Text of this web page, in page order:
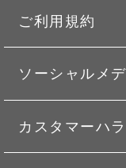
ご利用規約
ソーシャルメ
カスタマーハ